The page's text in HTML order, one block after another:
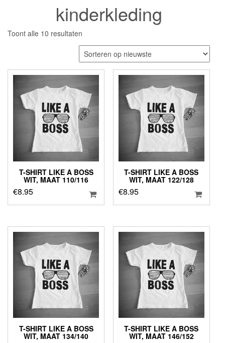
kinderkleding
Toont alle 10 resultaten
op
nieuwste
T-SHIRT LIKE A BOSS
WIT, MAAT 110/116
€8.95
T-SHIRT LIKE A BOSS
WIT, MAAT 122/128
€8.95
T-SHIRT LIKE A BOSS
WIT, MAAT 134/140
T-SHIRT LIKE A BOSS
WIT, MAAT 146/152